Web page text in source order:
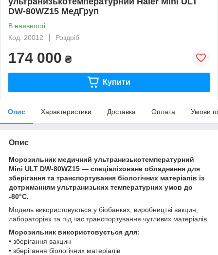
DW-80WZ15 МедГруп
В наявності
Код: 20012
Роздріб
174 000 ₴
Купити
Опис Характеристики Доставка Оплата Умови
Опис
Морозильник медичний ультранизькотемпературний
Mini ULT DW-80WZ15 — спеціалізоване обладнання для
зберігання та транспортування біологічних матеріалів із
дотриманням ультранизьких температурних умов до
-80°C.
Модель використовується у біобанках, виробництві вакцин,
лабораторіях та під час транспортування чутливих матеріалів.
Морозильник використовується для:
• зберігання вакцин
• зберігання біологічних матеріалів